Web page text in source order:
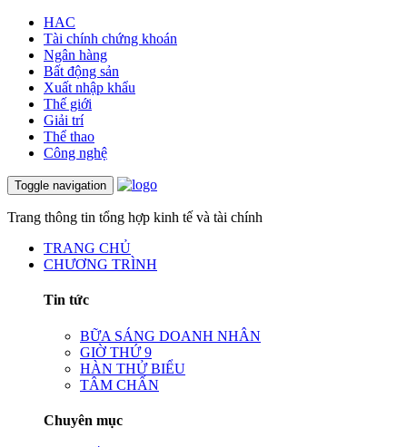
HAC
Tài chính chứng khoán
Ngân hàng
Bất động sản
Xuất nhập khẩu
Thế giới
Giải trí
Thể thao
Công nghệ
Toggle navigation
Trang thông tin tổng hợp kinh tế và tài chính
TRANG CHỦ
CHƯƠNG TRÌNH
Tin tức
BỮA SÁNG DOANH NHÂN
GIỜ THỨ 9
HÀN THỬ BIỂU
TÂM CHẤN
Chuyên mục